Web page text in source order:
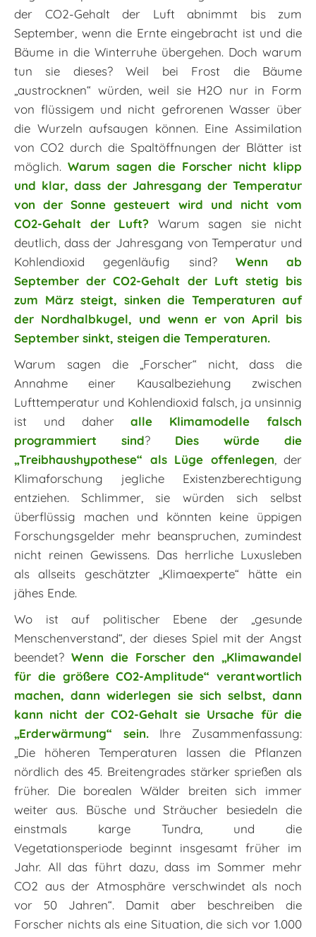
der CO2-Gehalt der Luft abnimmt bis zum
September, wenn die Ernte eingebracht ist und die
Bäume in die Winterruhe übergehen. Doch warum
tun sie dieses? Weil bei Frost die Bäume
„austrocknen“ würden, weil sie H2O nur in Form
von flüssigem und nicht gefrorenen Wasser über
die Wurzeln aufsaugen können. Eine Assimilation
von CO2 durch die Spaltöffnungen der Blätter ist
möglich. Warum sagen die Forscher nicht klipp
und klar, dass der Jahresgang der Temperatur
von der Sonne gesteuert wird und nicht vom
CO2-Gehalt der Luft? Warum sagen sie nicht
deutlich, dass der Jahresgang von Temperatur und
Kohlendioxid gegenläufig sind? Wenn ab
September der CO2-Gehalt der Luft stetig bis
zum März steigt, sinken die Temperaturen auf
der Nordhalbkugel, und wenn er von April bis
September sinkt, steigen die Temperaturen.
Warum sagen die „Forscher“ nicht, dass die
Annahme einer Kausalbeziehung zwischen
Lufttemperatur und Kohlendioxid falsch, ja unsinnig
ist und daheralle Klimamodelle falsch
programmiert sind? Dies würde die
„Treibhaushypothese“ als Lüge offenlegen , der
Klimaforschung jegliche Existenzberechtigung
entziehen. Schlimmer, sie würden sich selbst
überflüssig machen und könnten keine üppigen
Forschungsgelder mehr beanspruchen, zumindest
nicht reinen Gewissens. Das herrliche Luxusleben
als allseits geschätzter „Klimaexperte“ hätte ein
jähes Ende.
Wo ist auf politischer Ebene der „gesunde
Menschenverstand“, der dieses Spiel mit der Angst
beendet? Wenn die Forscher den „Klimawandel
für die größere CO2-Amplitude“ verantwortlich
machen, dann widerlegen sie sich selbst, dann
kann nicht der CO2-Gehalt sie Ursache für die
„Erderwärmung“ sein. Ihre Zusammenfassung:
„Die höheren Temperaturen lassen die Pflanzen
nördlich des 45. Breitengrades stärker sprießen als
früher. Die borealen Wälder breiten sich immer
weiter aus. Büsche und Sträucher besiedeln die
einstmals karge Tundra, und die
Vegetationsperiode beginnt insgesamt früher im
Jahr. All das führt dazu, dass im Sommer mehr
CO2 aus der Atmosphäre verschwindet als noch
vor 50 Jahren“. Damit aber beschreiben die
Forscher nichts als eine Situation, die sich vor 1.000